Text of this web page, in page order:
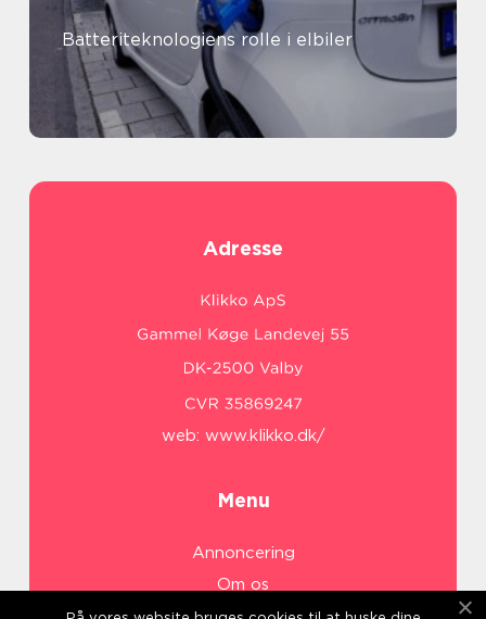
Batteriteknologiens rolle i elbiler
Adresse
web: www.klikko.dk/
Menu
Annoncering
Om os